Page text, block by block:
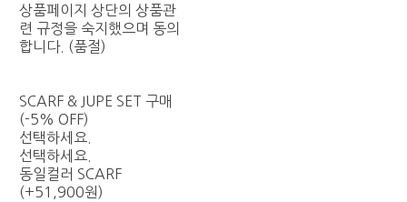
상품페이지 상단의 상품관
련 규정을 숙지했으며 동의
합니다. (품절)
SCARF & JUPE SET 구매
(-5% OFF)
선택하세요.
선택하세요.
동일컬러 SCARF
(+51,900원)